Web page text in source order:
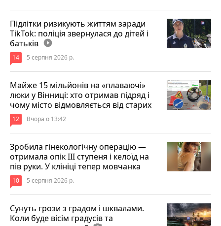
Підлітки ризикують життям заради
TikTok: поліція звернулася до дітей і
батьків play_circle_filled
14 5 серпня 2026 р.
Майже 15 мільйонів на «плаваючі»
люки у Вінниці: хто отримав підряд і
чому місто відмовляється від старих
12 Вчора о 13:42
Зробила гінекологічну операцію —
отримала опік ІІІ ступеня і келоїд на
пів руки. У клініці тепер мовчанка
10 5 серпня 2026 р.
Сунуть грози з градом і шквалами.
Коли буде вісім градусів та